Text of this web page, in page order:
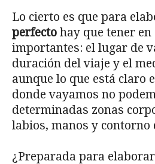
Lo cierto es que para
perfecto hay que tener en
importantes: el lugar de
duración del viaje y el
aunque lo que está claro
donde vayamos no
determinadas zonas
labios, manos y contorno
¿Preparada para